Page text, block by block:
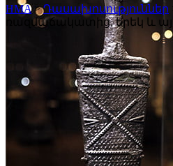
HMA>Դասախոսություններ
ռազմաճակատից, երեկ և